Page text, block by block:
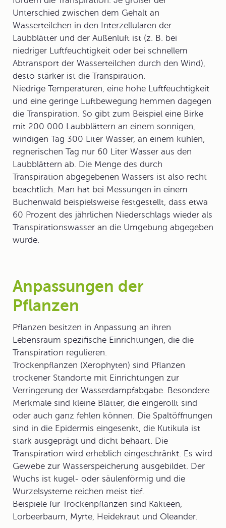
Unterschied zwischen dem Gehalt an
Wasserteilchen in den Interzellularen der
Laubblätter und der Außenluft ist (z. B. bei
niedriger Luftfeuchtigkeit oder bei schnellem
Abtransport der Wasserteilchen durch den Wind),
desto stärker ist die Transpiration.
Niedrige Temperaturen, eine hohe Luftfeuchtigkeit
und eine geringe Luftbewegung hemmen dagegen
die Transpiration. So gibt zum Beispiel eine Birke
mit 200 000 Laubblättern an einem sonnigen,
windigen Tag 300 Liter Wasser, an einem kühlen,
regnerischen Tag nur 60 Liter Wasser aus den
Laubblättern ab. Die Menge des durch
Transpiration abgegebenen Wassers ist also recht
beachtlich. Man hat bei Messungen in einem
Buchenwald beispielsweise festgestellt, dass etwa
60 Prozent des jährlichen Niederschlags wieder als
Transpirationswasser an die Umgebung abgegeben
wurde.
Anpassungen der
Pflanzen
Pflanzen besitzen in Anpassung an ihren
Lebensraum spezifische Einrichtungen, die die
Transpiration regulieren.
Trockenpflanzen (Xerophyten) sind Pflanzen
trockener Standorte mit Einrichtungen zur
Verringerung der Wasserdampfabgabe. Besondere
Merkmale sind kleine Blätter, die eingerollt sind
oder auch ganz fehlen können. Die Spaltöffnungen
sind in die Epidermis eingesenkt, die Kutikula ist
stark ausgeprägt und dicht behaart. Die
Transpiration wird erheblich eingeschränkt. Es wird
Gewebe zur Wasserspeicherung ausgebildet. Der
Wuchs ist kugel- oder säulenförmig und die
Wurzelsysteme reichen meist tief.
Beispiele für Trockenpflanzen sind Kakteen,
Lorbeerbaum, Myrte, Heidekraut und Oleander.